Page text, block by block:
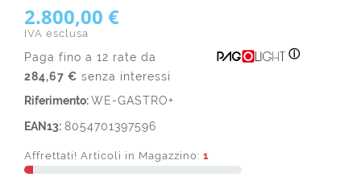
2.800,00 €
IVA esclusa
Paga fino a 12 rate da
284,67 € senza interessi
ⓘ
Riferimento:WE-GASTRO+
EAN13: 8054701397596
Affrettati! Articoli in Magazzino: 1